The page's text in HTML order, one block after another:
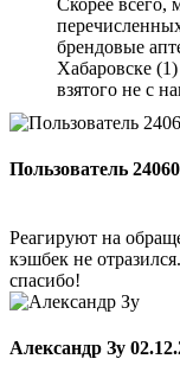
Скорее всего,
брендовые
Хабаровске
взятого не с
Пользователь 24060
Реагируют на
кэшбек не
спасибо!
Александр Зу